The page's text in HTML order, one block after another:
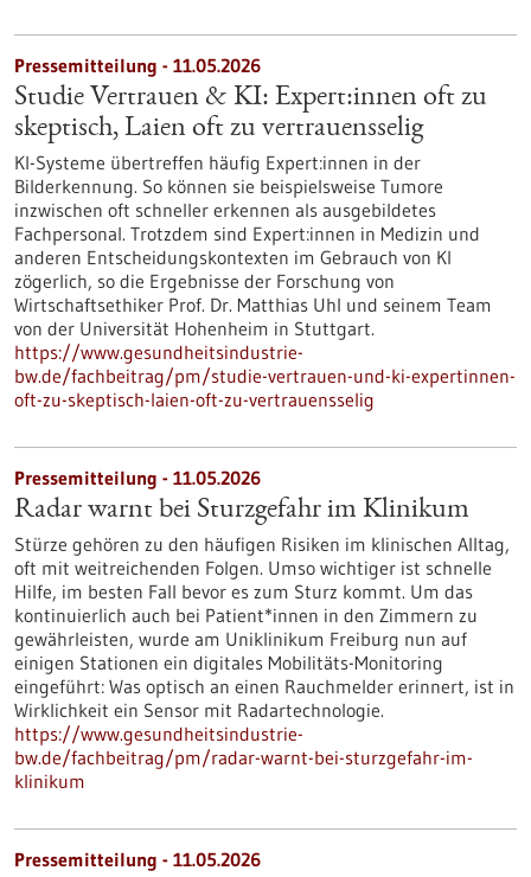
Pressemitteilung - 11.05.2026
Studie Vertrauen & KI: Expert:innen oft zu
skeptisch, Laien oft zu vertrauensselig
KI-Systeme übertreffen häufig Expert:innen in der
Bilderkennung. So können sie beispielsweise Tumore
inzwischen oft schneller erkennen als ausgebildetes
Fachpersonal. Trotzdem sind Expert:innen in Medizin und
anderen Entscheidungskontexten im Gebrauch von KI
zögerlich, so die Ergebnisse der Forschung von
Wirtschaftsethiker Prof. Dr. Matthias Uhl und seinem Team
von der Universität Hohenheim in Stuttgart.
https://www.gesundheitsindustrie-
bw.de/fachbeitrag/pm/studie-vertrauen-und-ki-expertinnen-
oft-zu-skeptisch-laien-oft-zu-vertrauensselig
Pressemitteilung - 11.05.2026
Radar warnt bei Sturzgefahr im Klinikum
Stürze gehören zu den häufigen Risiken im klinischen Alltag,
oft mit weitreichenden Folgen. Umso wichtiger ist schnelle
Hilfe, im besten Fall bevor es zum Sturz kommt. Um das
kontinuierlich auch bei Patient*innen in den Zimmern zu
gewährleisten, wurde am Uniklinikum Freiburg nun auf
einigen Stationen ein digitales Mobilitäts-Monitoring
eingeführt: Was optisch an einen Rauchmelder erinnert, ist in
Wirklichkeit ein Sensor mit Radartechnologie.
https://www.gesundheitsindustrie-
bw.de/fachbeitrag/pm/radar-warnt-bei-sturzgefahr-im-
klinikum
Pressemitteilung - 11.05.2026